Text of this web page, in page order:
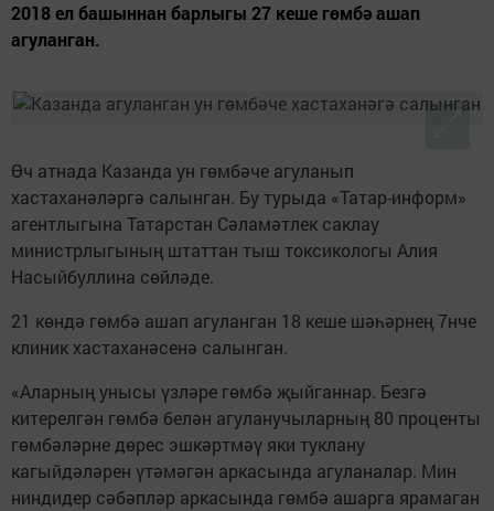
2018 ел башыннан барлыгы 27 кеше гөмбә ашап
агуланган.
Өч атнада Казанда ун гөмбәче агуланып
хастаханәләргә салынган. Бу турыда «Татар-информ»
агентлыгына Татарстан Сәламәтлек саклау
министрлыгының штаттан тыш токсикологы Алия
Насыйбуллина сөйләде.
21 көндә гөмбә ашап агуланган 18 кеше шәһәрнең 7нче
клиник хастаханәсенә салынган.
«Аларның унысы үзләре гөмбә җыйганнар. Безгә
китерелгән гөмбә белән агуланучыларның 80 проценты
гөмбәләрне дөрес эшкәртмәү яки туклану
кагыйдәләрен үтәмәгән аркасында агуланалар. Мин
ниндидер сәбәпләр аркасында гөмбә ашарга ярамаган